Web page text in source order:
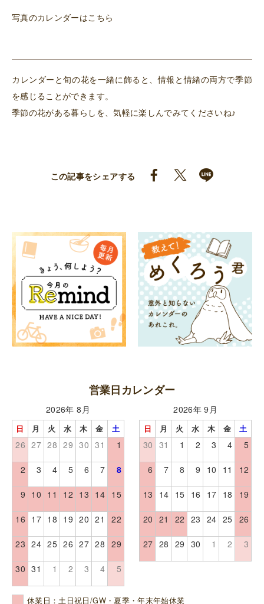
写真のカレンダーはこちら
カレンダーと旬の花を一緒に飾ると、情報と情緒の両方で季節
を感じることができます。
季節の花がある暮らしを、気軽に楽しんでみてくださいね♪
この記事をシェアする
営業日カレンダー
2026年 8月
日 月 火 水 木 金 土
26 27 28 29 30 31 1
2 3 4 5 6 7 8
9 10 11 12 13 14 15
16 17 18 19 20 21 22
23 24 25 26 27 28 29
30 31 1 2 3 4 5
2026年 9月
日 月 火 水 木 金 土
30 31 1 2 3 4 5
6 7 8 9 10 11 12
13 14 15 16 17 18 19
20 21 22 23 24 25 26
27 28 29 30 1 2 3
休業日：土日祝日/GW・夏季・年末年始休業